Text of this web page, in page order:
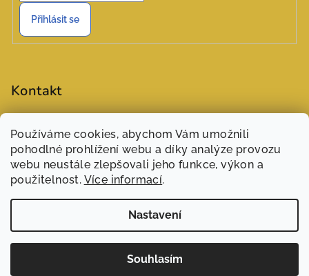
Používáme cookies, abychom Vám umožnili
pohodlné prohlížení webu a díky analýze provozu
webu neustále zlepšovali jeho funkce, výkon a
použitelnost. Více informací.
Nastavení
Souhlasím
Přihlásit se
Kontakt
777551848 (Šárka)